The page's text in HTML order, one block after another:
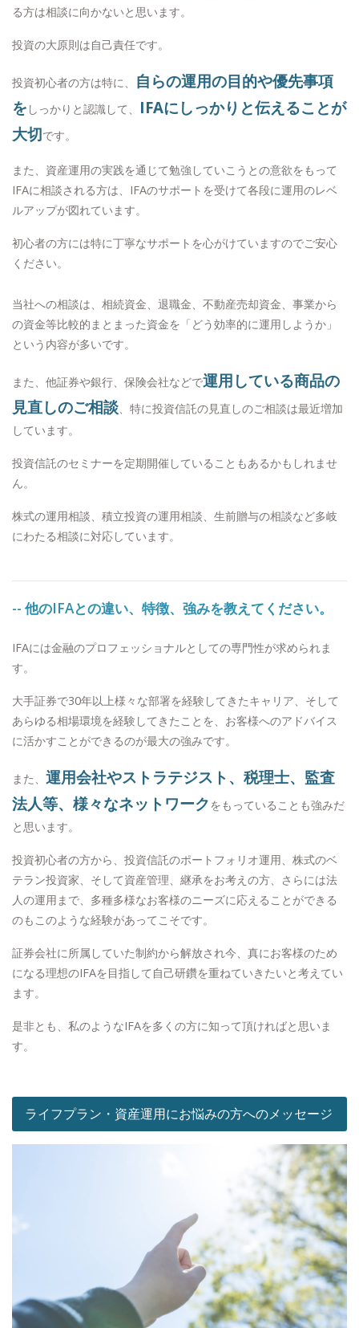
る方は相談に向かないと思います。
投資の大原則は自己責任です。
投資初心者の方は特に、
自らの運用の目的や優先事項
を しっかりと認識して、
IFAにしっかりと伝えることが
大切です。
また、資産運用の実践を通じて勉強していこうとの意欲をもって
IFAに相談される方は、IFAのサポートを受けて各段に運用のレベ
ルアップが図れています。
初心者の方には特に丁寧なサポートを心がけていますのでご安心
ください。
当社への相談は、相続資金、退職金、不動産売却資金、事業から
の資金等比較的まとまった資金を「どう効率的に運用しようか」
という内容が多いです。
また、他証券や銀行、保険会社などで運用している商品の
見直しのご相談、特に投資信託の見直しのご相談は最近増加
しています。
投資信託のセミナーを定期開催していることもあるかもしれませ
ん。
株式の運用相談、積立投資の運用相談、生前贈与の相談など多岐
にわたる相談に対応しています。
-- 他のIFAとの違い、特徴、強みを教えてください。
IFAには金融のプロフェッショナルとしての専門性が求められま
す。
大手証券で30年以上様々な部署を経験してきたキャリア、そして
あらゆる相場環境を経験してきたことを、お客様へのアドバイス
に活かすことができるのが最大の強みです。
また、 運用会社やストラテジスト、税理士、監査
法人等、様々なネットワークをもっていることも強みだ
と思います。
投資初心者の方から、投資信託のポートフォリオ運用、株式のベ
テラン投資家、そして資産管理、継承をお考えの方、さらには法
人の運用まで、多種多様なお客様のニーズに応えることができる
のもこのような経験があってこそです。
証券会社に所属していた制約から解放され今、真にお客様のため
になる理想のIFAを目指して自己研鑽を重ねていきたいと考えてい
ます。
是非とも、私のようなIFAを多くの方に知って頂ければと思いま
す。
ライフプラン・資産運用にお悩みの方へのメッセージ